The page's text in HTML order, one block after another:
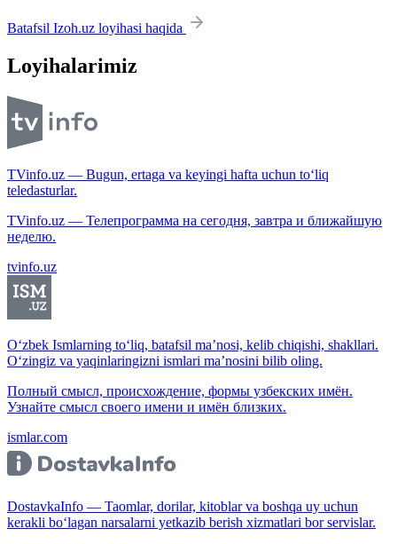
Batafsil Izoh.uz loyihasi haqida
Loyihalarimiz
TVinfo.uz — Bugun, ertaga va keyingi hafta uchun to‘liq
teledasturlar.
TVinfo.uz — Телепрограмма на сегодня, завтра и ближайшую
неделю.
tvinfo.uz
O‘zbek Ismlarning to‘liq, batafsil ma’nosi, kelib chiqishi, shakllari.
O‘zingiz va yaqinlaringizni ismlari ma’nosini bilib oling.
Полный смысл, происхождение, формы узбекских имён.
Узнайте смысл своего имени и имён близких.
ismlar.com
DostavkaInfo — Taomlar, dorilar, kitoblar va boshqa uy uchun
kerakli bo‘lagan narsalarni yetkazib berish xizmatlari bor servislar.